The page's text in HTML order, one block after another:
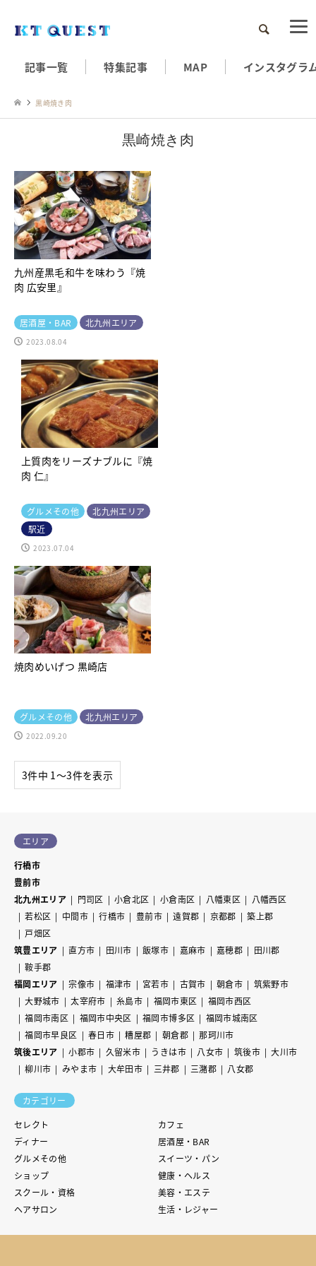
検索
記事一覧 特集記事 MAP インスタグラ
黒崎焼き肉
黒崎焼き肉
九州産黒毛和牛を味わう『焼
肉 広安里』
居酒屋・BAR 北九州エリア
2023.08.04
上質肉をリーズナブルに『焼
肉 仁』
グルメその他
北九州エリア
駅近
2023.07.04
焼肉めいげつ 黒崎店
グルメその他 北九州エリア
2022.09.20
3件中 1〜3件を表示
エリア
行橋市
豊前市
北九州エリア
門司区 小倉北区 小倉南区 八幡東区
八幡西区
若松区
中間市 行橋市 豊前市 遠賀郡 京都郡
築上郡
戸畑区
筑豊エリア
直方市 田川市 飯塚市 嘉麻市 嘉穂郡
田川郡
鞍手郡
福岡エリア
宗像市 福津市 宮若市 古賀市 朝倉市
筑紫野市
大野城市
太宰府市 糸島市 福岡市東区
福岡市西区
福岡市南区
福岡市中央区 福岡市博多区
福岡市城南区
福岡市早良区
春日市 糟屋郡 朝倉郡
那珂川市
筑後エリア
小郡市 久留米市 うきは市 八女市 筑後市
大川市
柳川市
みやま市 大牟田市 三井郡 三潴郡 八女郡
カテゴリー
セレクト
カフェ
ディナー
居酒屋・BAR
グルメその他
スイーツ・パン
ショップ
健康・ヘルス
スクール・資格
美容・エステ
ヘアサロン
生活・レジャー